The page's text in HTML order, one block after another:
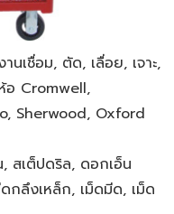
นเชื่อม, ตัด, เลื่อย, เจาะ,
อ Cromwell,
Sherwood, Oxford
สเต็ปดริล, ดอกเอ็น
กลึงเหล็ก, เม็ดมีด, เม็ด